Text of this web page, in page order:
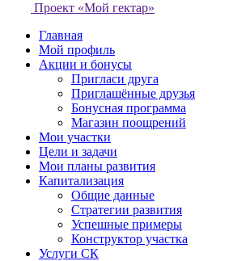
Проект «Мой гектар»
Главная
Мой профиль
Акции и бонусы
Пригласи друга
Приглашённые друзья
Бонусная программа
Магазин поощрений
Мои участки
Цели и задачи
Мои планы развития
Капитализация
Общие данные
Стратегии развития
Успешные примеры
Конструктор участка
Услуги СК